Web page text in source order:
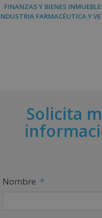
FINANZAS Y BIENES
FARMACÉUTICA Y
Solicita
Nombre *